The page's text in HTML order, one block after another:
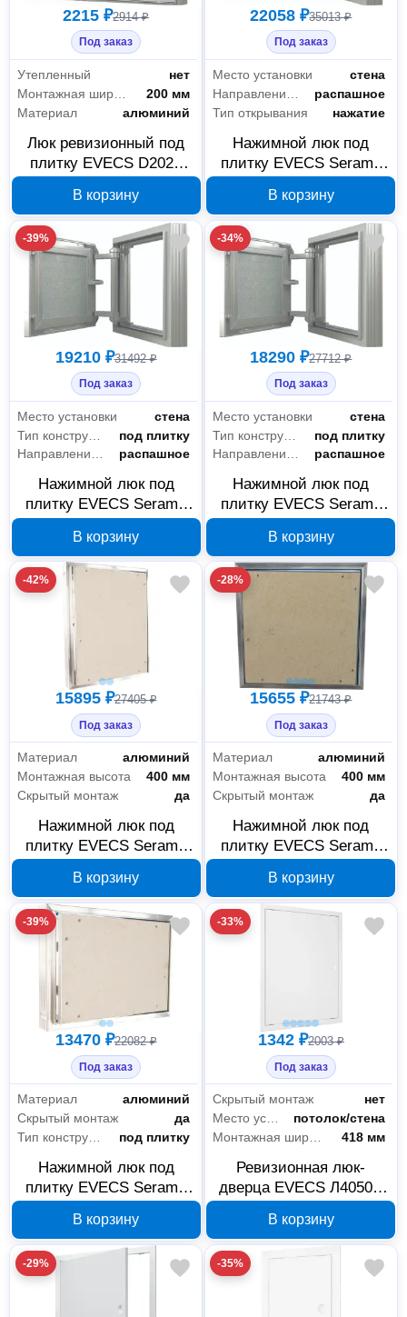
2215 ₽2914 ₽
Под заказ
Утепленный
нет
200 мм
Материал
алюминий
Люк ревизионный под
плитку EVECS D2020
136
В корзину
22058 ₽35013 ₽
Под заказ
Место установки
стена
распашное
Тип открывания
нажатие
Нажимной люк под
плитку EVECS Seramo
мм, 88-129
В корзину
-39%
19210 ₽31492 ₽
Под заказ
Место установки
стена
под плитку
Направление открывания
распашное
Нажимной люк под
плитку EVECS Seramo
мм, 88-121
В корзину
-34%
18290 ₽27712 ₽
Под заказ
Место установки
стена
Тип конструкции
под плитку
Направление открывания
распашное
Нажимной люк под
плитку EVECS Seramo
мм, 88-114
В корзину
-42%
15895 ₽27405 ₽
Под заказ
Материал
алюминий
Монтажная высота
400 мм
Скрытый монтаж
да
Нажимной люк под
плитку EVECS Seramo
мм, 88-113
В корзину
-28%
15655 ₽21743 ₽
Под заказ
Материал
алюминий
Монтажная высота
400 мм
Скрытый монтаж
да
Нажимной люк под
плитку EVECS Seramo
мм, 88-112
В корзину
-39%
13470 ₽22082 ₽
Под заказ
Материал
алюминий
Скрытый монтаж
да
под плитку
Нажимной люк под
плитку EVECS Seramo
мм, 88-111
В корзину
-33%
1342 ₽2003 ₽
Под заказ
Скрытый монтаж
нет
Место установки
потолок/стена
Монтажная ширина
418 мм
Ревизионная люк-
дверца EVECS Л4050Р
В корзину
-29% -35%